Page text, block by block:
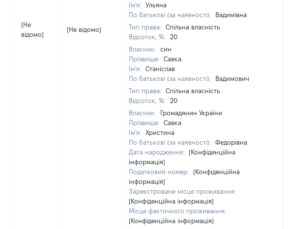
[Не
відомо]
[Не відомо]
Ім'я:
Ульяна
По батькові (за наявності):
Вадимівна
Тип права:
Спільна власність
Відсоток, %:
20
Власник:
син
Прізвище:
Савка
Ім'я:
Станіслав
По батькові (за наявності):
Вадимович
Тип права:
Спільна власність
Відсоток, %:
20
Власник:
Громадянин України
Прізвище:
Савка
Ім'я:
Христина
По батькові (за наявності):
Федорівна
Дата народження:
[Конфіденційна
інформація]
Податковий номер:
[Конфіденційна
інформація]
Зареєстроване місце проживання:
[Конфіденційна інформація]
Місце фактичного проживання:
[Конфіденційна інформація]